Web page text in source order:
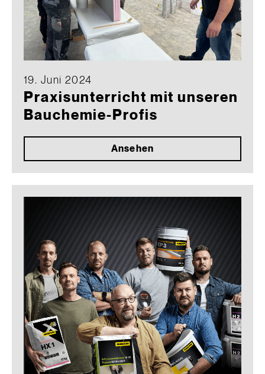
19. Juni 2024
Praxisunterricht mit unseren
Bauchemie-Profis
Ansehen